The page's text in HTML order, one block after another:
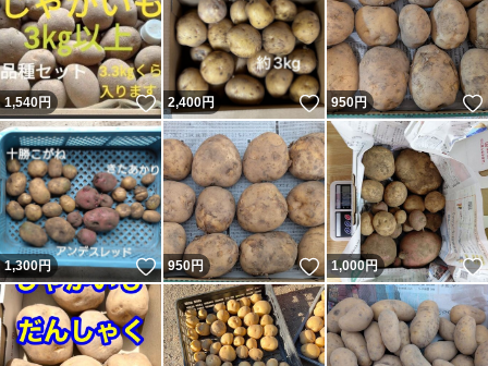
1,540円 いいね！
2,400円 いいね！
950円
1,300円 いいね！
950円 いいね！
1,000円